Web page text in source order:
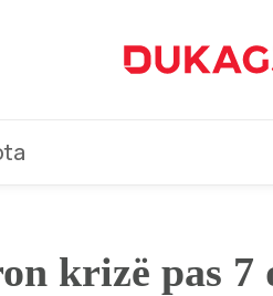
krizë pas